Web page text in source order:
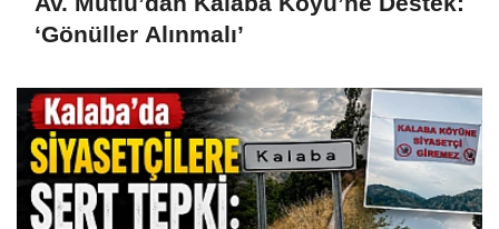
‘Gönüller Alınmalı’